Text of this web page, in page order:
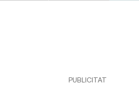
PUBLICITAT